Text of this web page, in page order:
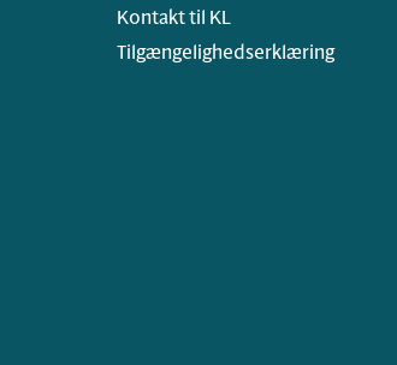
Kontakt til KL
Tilgængelighedserklæring